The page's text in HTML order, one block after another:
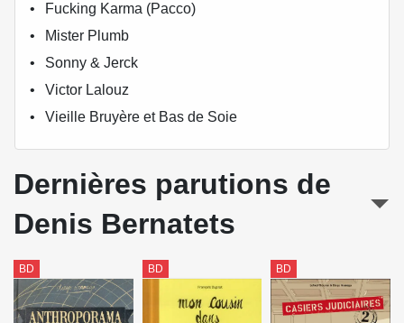
Fucking Karma (Pacco)
Mister Plumb
Sonny & Jerck
Victor Lalouz
Vieille Bruyère et Bas de Soie
Dernières parutions de
Denis Bernatets
BD BD BD